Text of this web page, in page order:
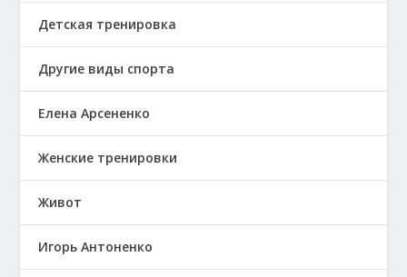
Детская тренировка
Другие виды спорта
Елена Арсененко
Женские тренировки
Живот
Игорь Антоненко